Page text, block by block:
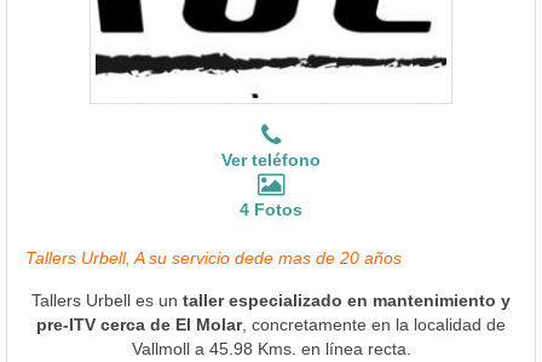
Ver teléfono
4 Fotos
Tallers Urbell, A su servicio dede mas de 20 años
Tallers Urbell es un taller especializado en mantenimiento y
pre-ITV cerca de El Molar, concretamente en la localidad de
Vallmoll a 45.98 Kms. en línea recta.